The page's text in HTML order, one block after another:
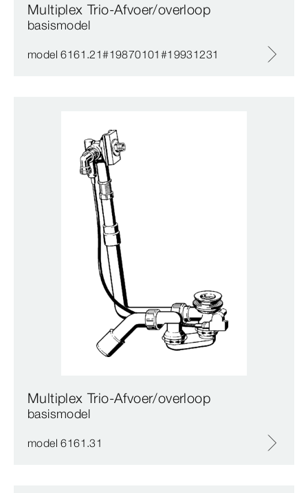
Multiplex Trio-Afvoer/overloop
basismodel
model 6161.21#19870101#19931231
Multiplex Trio-Afvoer/overloop
basismodel
model 6161.31